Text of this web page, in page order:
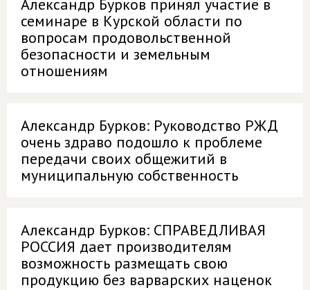
Александр Бурков принял участие в
семинаре в Курской области по
вопросам продовольственной
безопасности и земельным
отношениям
Александр Бурков: Руководство РЖД
очень здраво подошло к проблеме
передачи своих общежитий в
муниципальную собственность
Александр Бурков: СПРАВЕДЛИВАЯ
РОССИЯ дает производителям
возможность размещать свою
продукцию без варварских наценок